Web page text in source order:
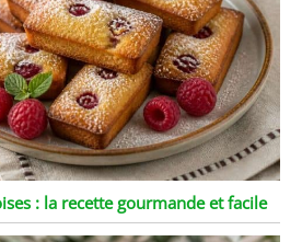
: la recette gourmande et facile